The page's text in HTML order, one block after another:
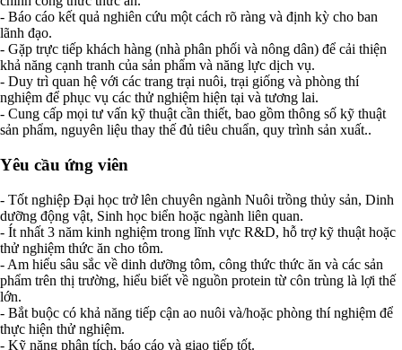
- Báo cáo kết quả nghiên cứu một cách rõ ràng và định kỳ cho ban
lãnh đạo.
- Gặp trực tiếp khách hàng (nhà phân phối và nông dân) để cải thiện
khả năng cạnh tranh của sản phẩm và năng lực dịch vụ.
- Duy trì quan hệ với các trang trại nuôi, trại giống và phòng thí
nghiệm để phục vụ các thử nghiệm hiện tại và tương lai.
- Cung cấp mọi tư vấn kỹ thuật cần thiết, bao gồm thông số kỹ thuật
sản phẩm, nguyên liệu thay thế đủ tiêu chuẩn, quy trình sản xuất..
Yêu cầu ứng viên
- Tốt nghiệp Đại học trở lên chuyên ngành Nuôi trồng thủy sản, Dinh
dưỡng động vật, Sinh học biển hoặc ngành liên quan.
- Ít nhất 3 năm kinh nghiệm trong lĩnh vực R&D, hỗ trợ kỹ thuật hoặc
thử nghiệm thức ăn cho tôm.
- Am hiểu sâu sắc về dinh dưỡng tôm, công thức thức ăn và các sản
phẩm trên thị trường, hiểu biết về nguồn protein từ côn trùng là lợi thế
lớn.
- Bắt buộc có khả năng tiếp cận ao nuôi và/hoặc phòng thí nghiệm để
thực hiện thử nghiệm.
- Kỹ năng phân tích, báo cáo và giao tiếp tốt.